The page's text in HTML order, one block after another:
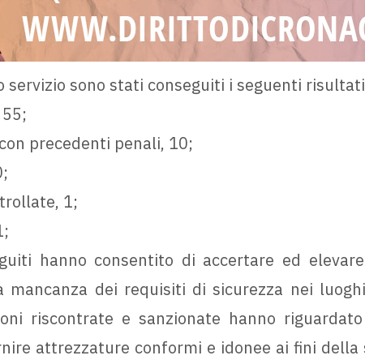
servizio sono stati conseguiti i seguenti
precedenti penali, 10;
1;
hanno consentito di accertare ed
mancanza dei requisiti di sicurezza nei
riscontrate e sanzionate hanno
attrezzature conformi e idonee ai fini della